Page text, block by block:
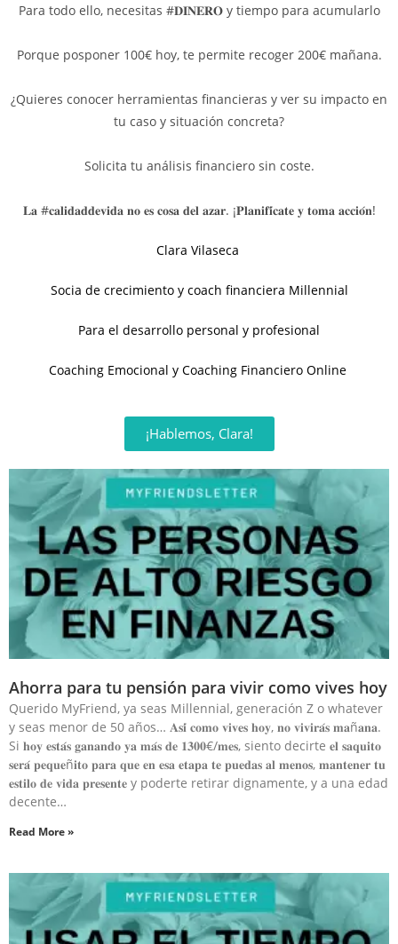
Para todo ello, necesitas #𝐃𝐈𝐍𝐄𝐑𝐎⁣ y tiempo para acumularlo
Porque posponer 100€ hoy, te permite recoger 200€ mañana.⁣⁣
¿Quieres conocer herramientas financieras y ver su impacto en
tu caso y situación concreta?⁣⁣
Solicita tu análisis financiero sin coste.
𝐋𝐚 #𝐜𝐚𝐥𝐢𝐝𝐚𝐝𝐝𝐞𝐯𝐢𝐝𝐚 𝐧𝐨 𝐞𝐬 𝐜𝐨𝐬𝐚 𝐝𝐞𝐥 𝐚𝐳𝐚𝐫. ¡𝐏𝐥𝐚𝐧𝐢𝐟𝐢́𝐜𝐚𝐭𝐞 𝐲 𝐭𝐨𝐦𝐚 𝐚𝐜𝐜𝐢𝐨́𝐧!⁣⁣
Clara Vilaseca
Socia de crecimiento y coach financiera Millennial
Para el desarrollo personal y profesional
Coaching Emocional y Coaching Financiero Online
¡Hablemos, Clara!
Ahorra para tu pensión para vivir como vives hoy
Querido MyFriend, ya seas Millennial, generación Z o whatever
y seas menor de 50 años… 𝐀𝐬𝐢́ 𝐜𝐨𝐦𝐨 𝐯𝐢𝐯𝐞𝐬 𝐡𝐨𝐲, 𝐧𝐨 𝐯𝐢𝐯𝐢𝐫𝐚́𝐬 𝐦𝐚ñ𝐚𝐧𝐚.⁣
Si 𝐡𝐨𝐲 𝐞𝐬𝐭𝐚́𝐬 𝐠𝐚𝐧𝐚𝐧𝐝𝐨 𝐲𝐚 𝐦𝐚́𝐬 𝐝𝐞 𝟏𝟑𝟎𝟎€/𝐦𝐞𝐬, siento decirte 𝐞𝐥 𝐬𝐚𝐪𝐮𝐢𝐭𝐨
𝐬𝐞𝐫𝐚́ 𝐩𝐞𝐪𝐮𝐞ñ𝐢𝐭𝐨 𝐩𝐚𝐫𝐚 𝐪𝐮𝐞 𝐞𝐧 𝐞𝐬𝐚 𝐞𝐭𝐚𝐩𝐚 𝐭𝐞 𝐩𝐮𝐞𝐝𝐚𝐬 𝐚𝐥 𝐦𝐞𝐧𝐨𝐬, 𝐦𝐚𝐧𝐭𝐞𝐧𝐞𝐫 𝐭𝐮
𝐞𝐬𝐭𝐢𝐥𝐨 𝐝𝐞 𝐯𝐢𝐝𝐚 𝐩𝐫𝐞𝐬𝐞𝐧𝐭𝐞 y poderte retirar dignamente, y a una edad
decente…
Read More »